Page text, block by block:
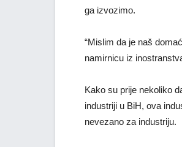
ga izvozimo.
“Mislim da je naš
namirnicu iz
Kako su prije nekoliko
industriji u BiH, ova
nevezano za industriju.